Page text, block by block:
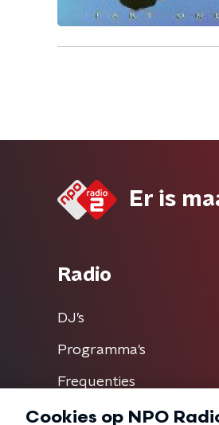
Er is
Radio
DJ’s
Programma's
Frequenties